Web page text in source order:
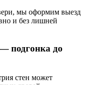
мы оформим выезд
и без лишней
подгонка до
стен может